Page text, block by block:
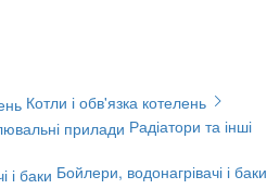
Котли і обв'язка котелень
Радіатори та інші
Бойлери, водонагрівачі і баки